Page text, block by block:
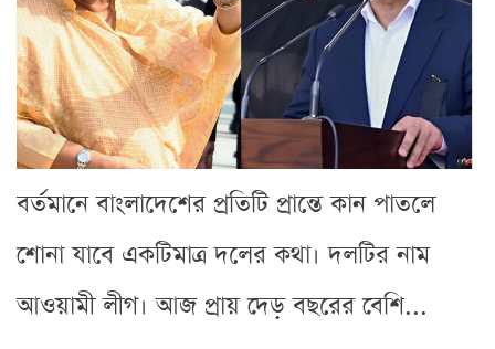
বর্তমানে বাংলাদেশের প্রতিটি প্রান্তে কান পাতলে
শোনা যাবে একটিমাত্র দলের কথা। দলটির নাম
আওয়ামী লীগ। আজ প্রায় দেড় বছরের বেশি...